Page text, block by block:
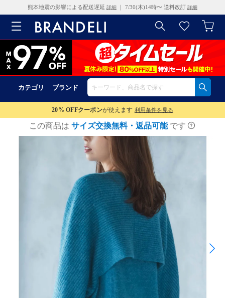
熊本地震の影響による配送遅延 詳細 ｜ 7/30(木)14時〜 送料改訂 詳細
カテゴリ ブランド
20% OFFクーポンが使えます 利用条件を見る
この商品は サイズ交換無料・返品可能 です